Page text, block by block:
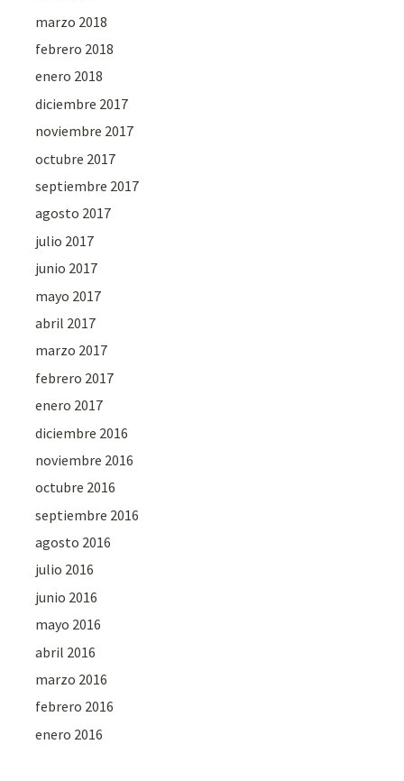
marzo 2018
febrero 2018
enero 2018
diciembre 2017
noviembre 2017
octubre 2017
septiembre 2017
agosto 2017
julio 2017
junio 2017
mayo 2017
abril 2017
marzo 2017
febrero 2017
enero 2017
diciembre 2016
noviembre 2016
octubre 2016
septiembre 2016
agosto 2016
julio 2016
junio 2016
mayo 2016
abril 2016
marzo 2016
febrero 2016
enero 2016